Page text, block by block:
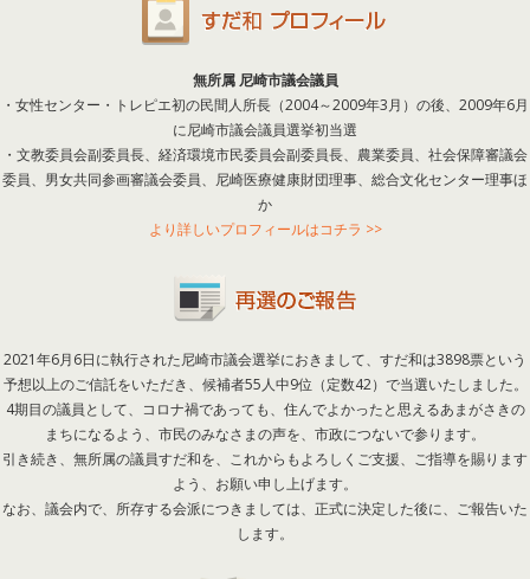
無所属 尼崎市議会議員
・女性センター・トレピエ初の民間人所長（2004～2009年3月）の後、2009年6月
に尼崎市議会議員選挙初当選
・文教委員会副委員長、経済環境市民委員会副委員長、農業委員、社会保障審議会
委員、男女共同参画審議会委員、尼崎医療健康財団理事、総合文化センター理事ほ
か
より詳しいプロフィールはコチラ >>
2021年6月6日に執行された尼崎市議会選挙におきまして、すだ和は3898票という
予想以上のご信託をいただき、候補者55人中9位（定数42）で当選いたしました。
4期目の議員として、コロナ禍であっても、住んでよかったと思えるあまがさきの
まちになるよう、市民のみなさまの声を、市政につないで参ります。
引き続き、無所属の議員すだ和を、これからもよろしくご支援、ご指導を賜ります
よう、お願い申し上げます。
なお、議会内で、所存する会派につきましては、正式に決定した後に、ご報告いた
します。